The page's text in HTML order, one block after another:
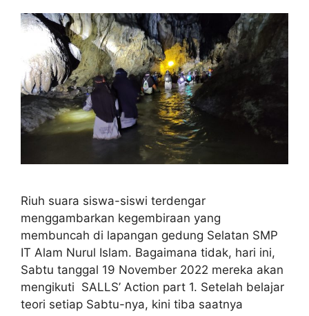
Riuh suara siswa-siswi terdengar
menggambarkan kegembiraan yang
membuncah di lapangan gedung Selatan SMP
IT Alam Nurul Islam. Bagaimana tidak, hari ini,
Sabtu tanggal 19 November 2022 mereka akan
mengikuti SALLS’ Action part 1. Setelah belajar
teori setiap Sabtu-nya, kini tiba saatnya